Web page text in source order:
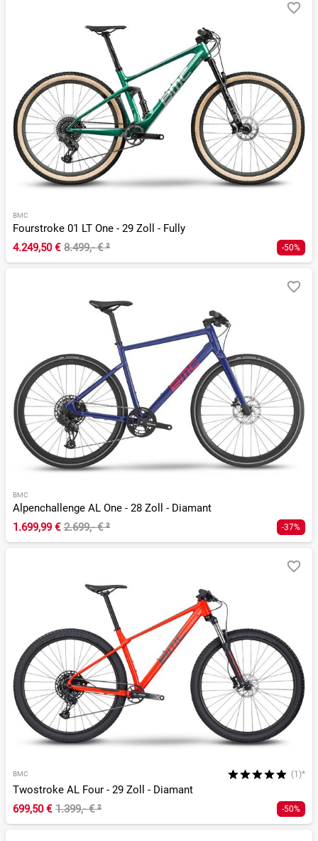
BMC
Fourstroke 01 LT One - 29 Zoll - Fully
4.249,50 € 8.499,- €² -50%
BMC
Alpenchallenge AL One - 28 Zoll - Diamant
1.699,99 € 2.699,- €² -37%
BMC (1)*
Twostroke AL Four - 29 Zoll - Diamant
699,50 € 1.399,- €² -50%